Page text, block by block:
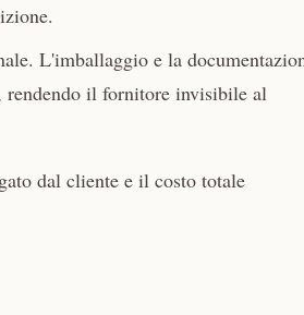
L'imballaggio e la
rendendo il fornitore invisibile al
dal cliente e il costo totale